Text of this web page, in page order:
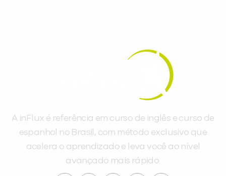
A inFlux é referência em curso de inglês e curso de
espanhol no Brasil, com método exclusivo que
acelera o aprendizado e leva você ao nível
avançado mais rápido.